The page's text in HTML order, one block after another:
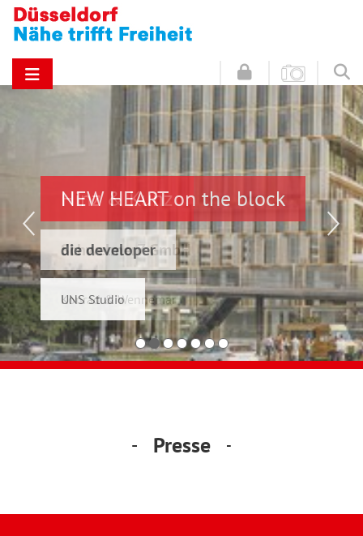
NEW HEART on the block
die developer
UNS Studio
Hinz & Kunz
Schwelmer7 GmbH
Konrad & Wennemar
Presse